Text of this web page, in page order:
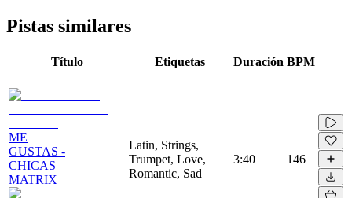
Pistas similares
Título Etiquetas Duración BPM
ME
GUSTAS -
CHICAS
MATRIX
Latin, Strings,
Trumpet, Love,
Romantic, Sad
3:40 146